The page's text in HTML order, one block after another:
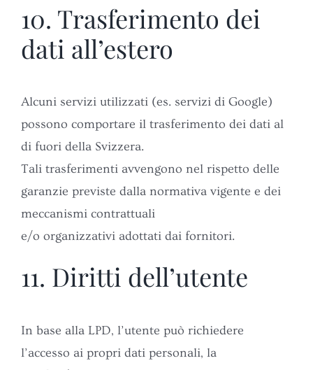
10. Trasferimento dei
dati all’estero
Alcuni servizi utilizzati (es. servizi di Google)
possono comportare il trasferimento dei dati al
di fuori della Svizzera.
Tali trasferimenti avvengono nel rispetto delle
garanzie previste dalla normativa vigente e dei
meccanismi contrattuali
e/o organizzativi adottati dai fornitori.
11. Diritti dell’utente
In base alla LPD, l’utente può richiedere
l’accesso ai propri dati personali, la